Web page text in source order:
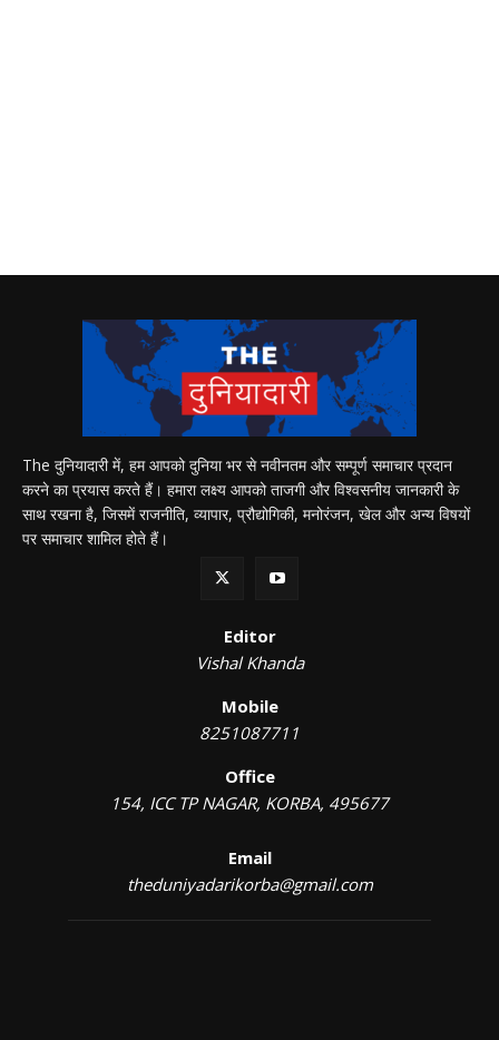
The दुनियादारी में, हम आपको दुनिया भर से नवीनतम और सम्पूर्ण समाचार प्रदान
करने का प्रयास करते हैं। हमारा लक्ष्य आपको ताजगी और विश्वसनीय जानकारी के
साथ रखना है, जिसमें राजनीति, व्यापार, प्रौद्योगिकी, मनोरंजन, खेल और अन्य विषयों
पर समाचार शामिल होते हैं।
Editor
Vishal Khanda
Mobile
8251087711
Office
154, ICC TP NAGAR, KORBA, 495677
Email
theduniyadarikorba@gmail.com